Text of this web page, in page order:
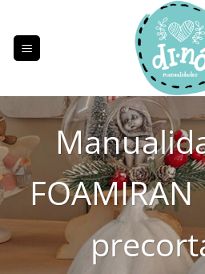
contenido
FOAMIRAN